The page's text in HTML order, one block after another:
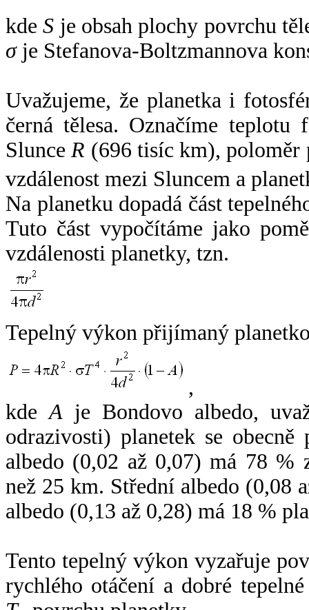
kdeS je obsah plochy povrchu
σje Stefanova-Boltzmannova
Uvažujeme, že planetka i
černá tělesa. Označíme
SlunceR (696 tisíc km),
vzdálenost mezi Sluncem a
Na planetku dopadá část
Tuto část vypočítáme jako
vzdálenosti planetky, tzn.
Tepelný výkon přijímaný
,
kdeA je Bondovo albedo,
odrazivosti) planetek se
albedo (0,02 až 0,07) má 78 %
než 25 km. Střední albedo (0,08
albedo (0,13 až 0,28) má 18 %
Tento tepelný výkon vyzařuje
rychlého otáčení a dobré